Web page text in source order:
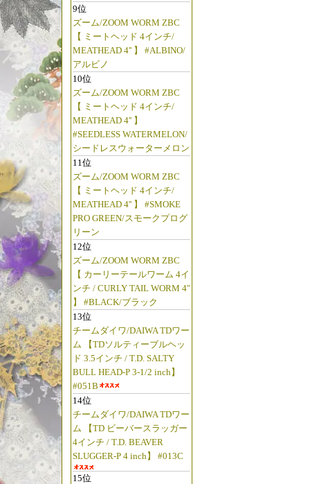
9位
ズーム/ZOOM WORM ZBC
【 ミートヘッド 4インチ/
MEATHEAD 4'' 】 #ALBINO/
アルビノ
10位
ズーム/ZOOM WORM ZBC
【 ミートヘッド 4インチ/
MEATHEAD 4'' 】
#SEEDLESS WATERMELON/
シードレスウォーターメロン
11位
ズーム/ZOOM WORM ZBC
【 ミートヘッド 4インチ/
MEATHEAD 4'' 】 #SMOKE
PRO GREEN/スモークプログ
リーン
12位
ズーム/ZOOM WORM ZBC
【 カーリーテールワーム 4イ
ンチ / CURLY TAIL WORM 4"
】 #BLACK/ブラック
13位
チームダイワ/DAIWA TDワー
ム 【TDソルティーブルヘッ
ド 3.5インチ / T.D. SALTY
BULL HEAD-P 3-1/2 inch】
#051B
14位
チームダイワ/DAIWA TDワー
ム 【TD ビーバースラッガー
4インチ / T.D. BEAVER
SLUGGER-P 4 inch】 #013C
15位